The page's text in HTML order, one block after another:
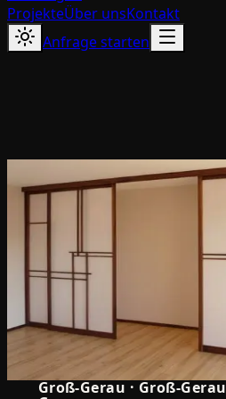
ProjekteÜber unsKontakt
Anfrage starten
5.0
Groß-Gerau · Groß-Gerau